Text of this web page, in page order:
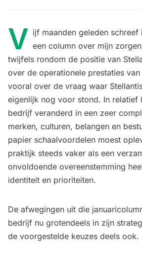
V ijf maanden geleden schreef
een column over mijn zorgen
twijfels rondom de positie van
over de operationele prestaties
vooral over de vraag waar
eigenlijk nog voor stond. In relatief
bedrijf veranderd in een zeer
merken, culturen, belangen en
papier schaalvoordelen moest
praktijk steeds vaker als een
onvoldoende overeenstemming
identiteit en prioriteiten.
De afwegingen uit die
bedrijf nu grotendeels in zijn
de voorgestelde keuzes deels ook.